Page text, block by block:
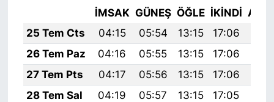
İMSAK GÜNEŞ ÖĞLE İKINDI
25 Tem Cts
04:15 05:54 13:15 17:06
26 Tem Paz
04:16 05:55 13:15 17:06
27 Tem Pts
04:17 05:56 13:15 17:06
28 Tem Sal
04:19 05:57 13:15 17:05